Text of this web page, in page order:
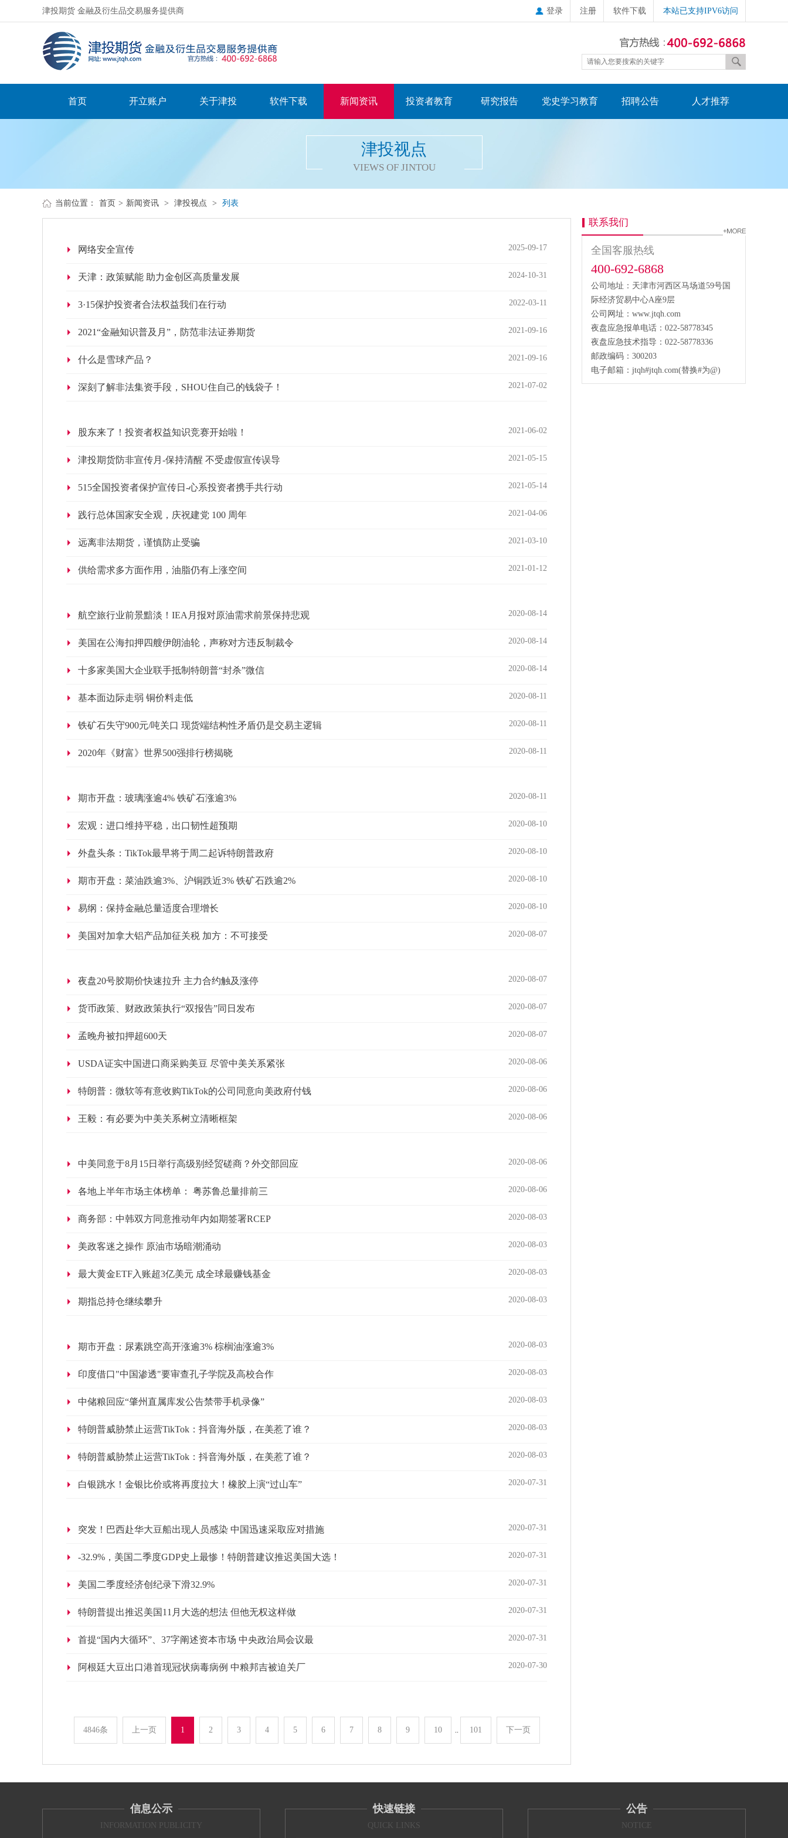
津投期货 金融及衍生品交易服务提供商 登录 注册 软件下载 本站已支持IPV6访问
首页 开立账户 关于津投 软件下载 新闻资讯 投资者教育 研究报告 党史学习教育 招聘公告 人才推荐
津投视点
VIEWS OF JINTOU
当前位置： 首页 > 新闻资讯 > 津投视点 > 列表
2025-09-17
网络安全宣传
2024-10-31
天津：政策赋能 助力金创区高质量发展
2022-03-11
3·15保护投资者合法权益我们在行动
2021-09-16
2021“金融知识普及月”，防范非法证券期货
2021-09-16
什么是雪球产品？
2021-07-02
深刻了解非法集资手段，SHOU住自己的钱袋子！
2021-06-02
股东来了！投资者权益知识竞赛开始啦！
2021-05-15
津投期货防非宣传月-保持清醒 不受虚假宣传误导
2021-05-14
515全国投资者保护宣传日-心系投资者携手共行动
2021-04-06
践行总体国家安全观，庆祝建党 100 周年
2021-03-10
远离非法期货，谨慎防止受骗
2021-01-12
供给需求多方面作用，油脂仍有上涨空间
2020-08-14
航空旅行业前景黯淡！IEA月报对原油需求前景保持悲观
2020-08-14
美国在公海扣押四艘伊朗油轮，声称对方违反制裁令
2020-08-14
十多家美国大企业联手抵制特朗普“封杀”微信
2020-08-11
基本面边际走弱 铜价料走低
2020-08-11
铁矿石失守900元/吨关口 现货端结构性矛盾仍是交易主逻辑
2020-08-11
2020年《财富》世界500强排行榜揭晓
2020-08-11
期市开盘：玻璃涨逾4% 铁矿石涨逾3%
2020-08-10
宏观：进口维持平稳，出口韧性超预期
2020-08-10
外盘头条：TikTok最早将于周二起诉特朗普政府
2020-08-10
期市开盘：菜油跌逾3%、沪铜跌近3% 铁矿石跌逾2%
2020-08-10
易纲：保持金融总量适度合理增长
2020-08-07
美国对加拿大铝产品加征关税 加方：不可接受
2020-08-07
夜盘20号胶期价快速拉升 主力合约触及涨停
2020-08-07
货币政策、财政政策执行“双报告”同日发布
2020-08-07
孟晚舟被扣押超600天
2020-08-06
USDA证实中国进口商采购美豆 尽管中美关系紧张
2020-08-06
特朗普：微软等有意收购TikTok的公司同意向美政府付钱
2020-08-06
王毅：有必要为中美关系树立清晰框架
2020-08-06
中美同意于8月15日举行高级别经贸磋商？外交部回应
2020-08-06
各地上半年市场主体榜单： 粤苏鲁总量排前三
2020-08-03
商务部：中韩双方同意推动年内如期签署RCEP
2020-08-03
美政客迷之操作 原油市场暗潮涌动
2020-08-03
最大黄金ETF入账超3亿美元 成全球最赚钱基金
2020-08-03
期指总持仓继续攀升
2020-08-03
期市开盘：尿素跳空高开涨逾3% 棕榈油涨逾3%
2020-08-03
印度借口"中国渗透"要审查孔子学院及高校合作
2020-08-03
中储粮回应“肇州直属库发公告禁带手机录像”
2020-08-03
特朗普威胁禁止运营TikTok：抖音海外版，在美惹了谁？
2020-08-03
特朗普威胁禁止运营TikTok：抖音海外版，在美惹了谁？
2020-07-31
白银跳水！金银比价或将再度拉大！橡胶上演“过山车”
2020-07-31
突发！巴西赴华大豆船出现人员感染 中国迅速采取应对措施
2020-07-31
-32.9%，美国二季度GDP史上最惨！特朗普建议推迟美国大选！
2020-07-31
美国二季度经济创纪录下滑32.9%
2020-07-31
特朗普提出推迟美国11月大选的想法 但他无权这样做
2020-07-31
首提“国内大循环”、37字阐述资本市场 中央政治局会议最
2020-07-30
阿根廷大豆出口港首现冠状病毒病例 中粮邦吉被迫关厂
4846条 上一页 1 2 3 4 5 6 7 8 9 10 .. 101 下一页
联系我们
全国客服热线
400-692-6868
公司地址：天津市河西区马场道59号国
际经济贸易中心A座9层
公司网址：www.jtqh.com
夜盘应急报单电话：022-58778345
夜盘应急技术指导：022-58778336
邮政编码：300203
电子邮箱：jtqh#jtqh.com(替换#为@)
信息公示
INFORMATION PUBLICITY
快速链接
QUICK LINKS
公告
NOTICE